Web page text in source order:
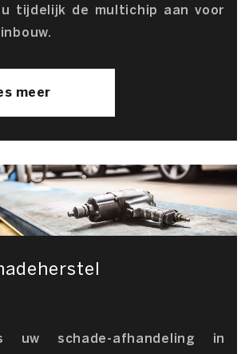
tijdelijk de multichip aan voor
meer
schade-afhandeling in